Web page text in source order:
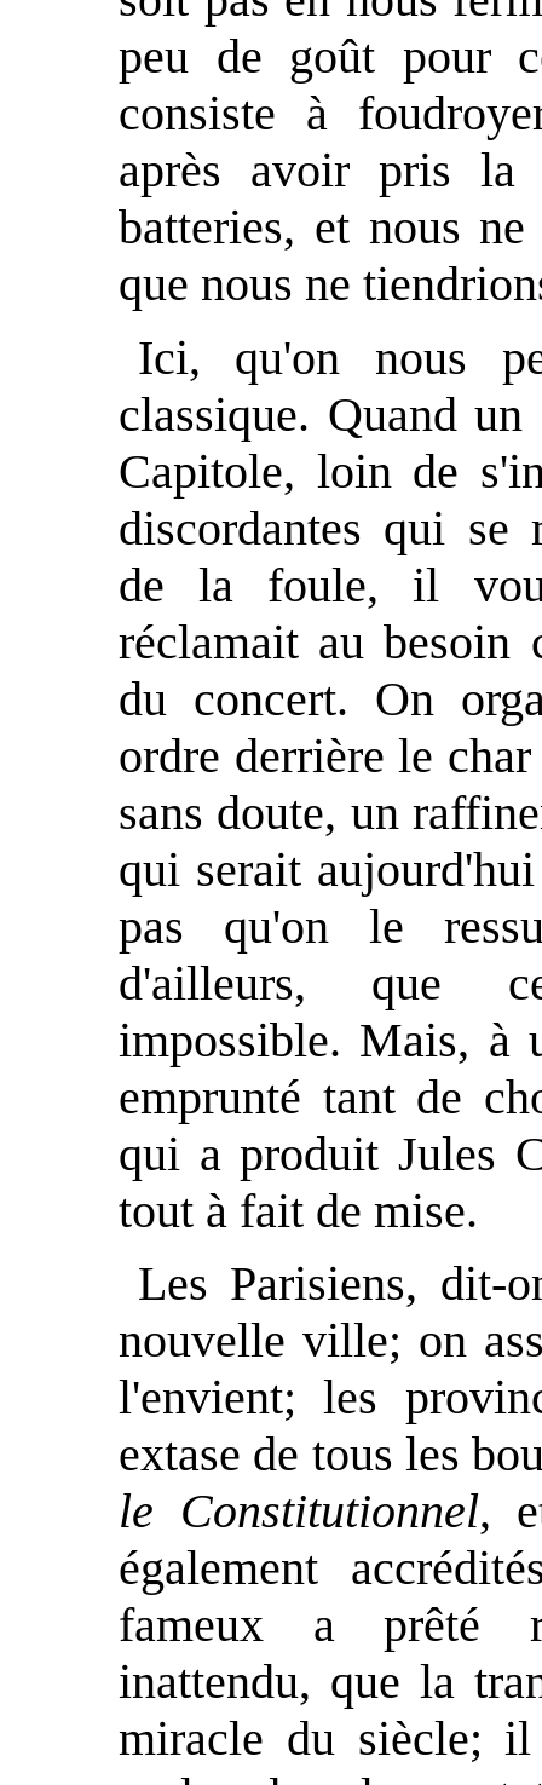
peu de goût pour
consiste à
après avoir pris la
batteries, et nous
que nous ne
Ici, qu'on nous
classique. Quand
Capitole, loin de
discordantes qui se
de la foule, il
réclamait au besoin
du concert. On
ordre derrière le
sans doute, un
qui serait
pas qu'on le
d'ailleurs, que
impossible. Mais, à
emprunté tant de
qui a produit Jules
tout à fait de mise.
Les Parisiens, dit-
nouvelle ville; on
l'envient; les
extase de tous les
le Constitutionnel,
également
fameux a prêté
inattendu, que la
miracle du siècle;